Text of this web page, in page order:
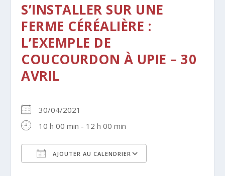
S’INSTALLER SUR UNE
FERME CÉRÉALIÈRE :
L’EXEMPLE DE
COUCOURDON À UPIE – 30
AVRIL
30/04/2021
10 h 00 min - 12 h 00 min
AJOUTER AU CALENDRIER